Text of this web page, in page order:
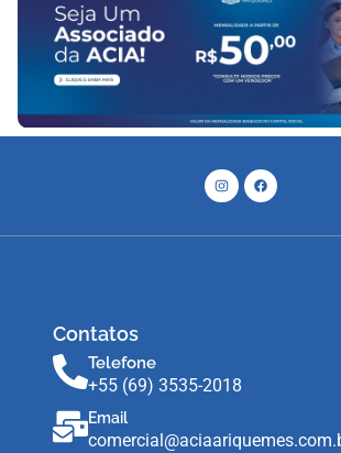
Contatos
Telefone
+55 (69) 3535-2018
Email